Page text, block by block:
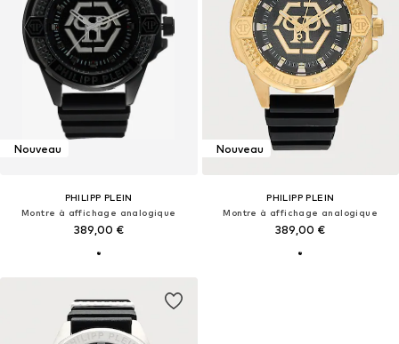
Nouveau
PHILIPP PLEIN
Montre à affichage analogique
389,00 €
Nouveau
PHILIPP PLEIN
Montre à affichage analogique
389,00 €